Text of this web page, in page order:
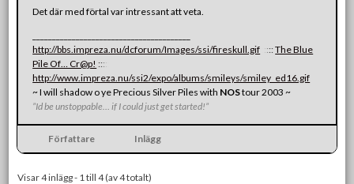
Det där med förtal var intressant att veta.
http://bbs.impreza.nu/dcforum/Images/ssi/fireskull.gif ::::The Blue
Pile Of… Cr@p! ::::
http://www.impreza.nu/ssi2/expo/albums/smileys/smiley_ed16.gif
~ I will shadow o ye Precious Silver Piles with NOStour 2003 ~
”Id be unstoppable… if I could just get started!”
Författare Inlägg
Visar 4 inlägg - 1 till 4 (av 4 totalt)